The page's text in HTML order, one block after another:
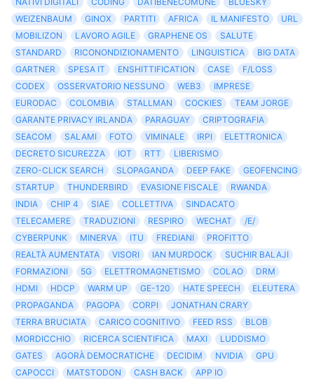
WEIZENBAUM
GINOX PARTITI AFRICA IL MANIFESTO
URL
MOBILIZON
LAVORO AGILE GRAPHENE OS
SALUTE
STANDARD
RICONONDIZIONAMENTO LINGUISTICA
BIG DATA
GARTNER
SPESA IT ENSHITTIFICATION CASE
F/LOSS
CODEX
OSSERVATORIO NESSUNO WEB3
IMPRESE
EURODAC
COLOMBIA STALLMAN COCKIES
TEAM JORGE
GARANTE PRIVACY IRLANDA
PARAGUAY
CRIPTOGRAFIA
SEACOM
SALAMI FOTO VIMINALE IRPI
ELETTRONICA
DECRETO SICUREZZA
IOT RTT
LIBERISMO
ZERO-CLICK SEARCH
SLOPAGANDA DEEP FAKE
GEOFENCING
STARTUP
THUNDERBIRD EVASIONE FISCALE
RWANDA
INDIA
CHIP 4 SIAE COLLETTIVA
SINDACATO
TELECAMERE
TRADUZIONI RESPIRO WECHAT
/E/
CYBERPUNK
MINERVA ITU FREDIANI
PROFITTO
REALTÀ AUMENTATA
VISORI IAN MURDOCK
SUCHIR BALAJI
FORMAZIONI
5G ELETTROMAGNETISMO COLAO
DRM
HDMI
HDCP WARM UP GE-120 HATE SPEECH
ELEUTERA
PROPAGANDA
PAGOPA CORPI
JONATHAN CRARY
TERRA BRUCIATA
CARICO COGNITIVO FEED RSS
BLOB
MORDICCHIO
RICERCA SCIENTIFICA MAXI
LUDDISMO
GATES
AGORÀ DEMOCRATICHE DECIDIM NVIDIA
GPU
CAPOCCI
MATSTODON CASH BACK
APP IO